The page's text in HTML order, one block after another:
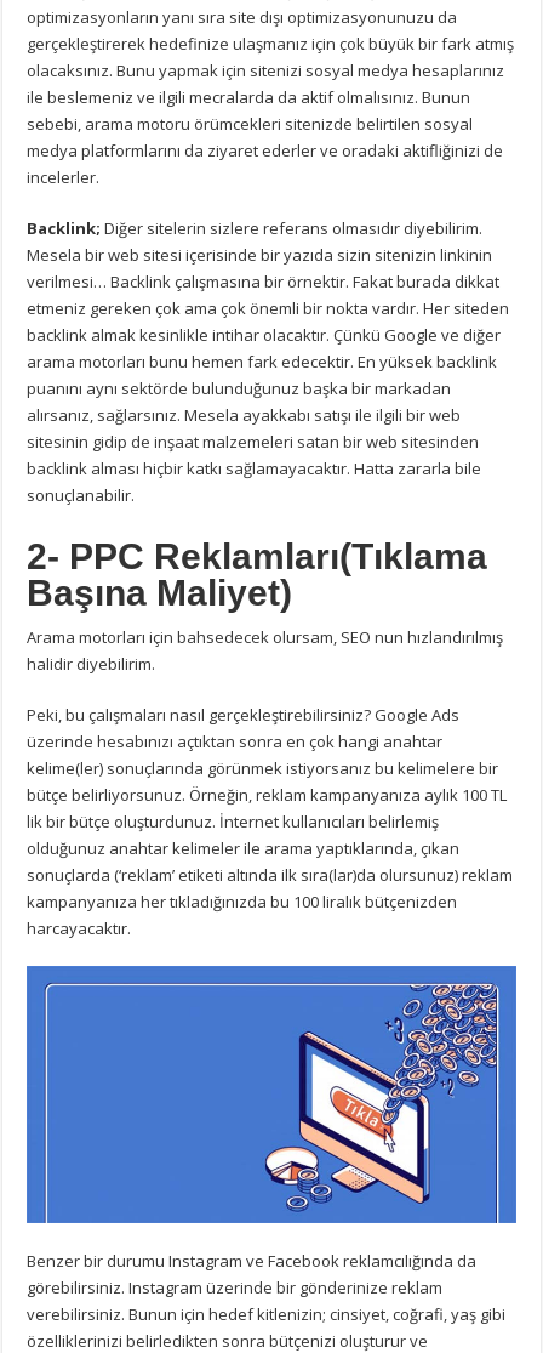
optimizasyonların yanı sıra site dışı optimizasyonunuzu da
gerçekleştirerek hedefinize ulaşmanız için çok büyük bir fark atmış
olacaksınız. Bunu yapmak için sitenizi sosyal medya hesaplarınız
ile beslemeniz ve ilgili mecralarda da aktif olmalısınız. Bunun
sebebi, arama motoru örümcekleri sitenizde belirtilen sosyal
medya platformlarını da ziyaret ederler ve oradaki aktifliğinizi de
incelerler.
Backlink;Diğer sitelerin sizlere referans olmasıdır diyebilirim.
Mesela bir web sitesi içerisinde bir yazıda sizin sitenizin linkinin
verilmesi… Backlink çalışmasına bir örnektir. Fakat burada dikkat
etmeniz gereken çok ama çok önemli bir nokta vardır. Her siteden
backlink almak kesinlikle intihar olacaktır. Çünkü Google ve diğer
arama motorları bunu hemen fark edecektir. En yüksek backlink
puanını aynı sektörde bulunduğunuz başka bir markadan
alırsanız, sağlarsınız. Mesela ayakkabı satışı ile ilgili bir web
sitesinin gidip de inşaat malzemeleri satan bir web sitesinden
backlink alması hiçbir katkı sağlamayacaktır. Hatta zararla bile
sonuçlanabilir.
2- PPC Reklamları(Tıklama
Başına Maliyet)
Arama motorları için bahsedecek olursam, SEO nun hızlandırılmış
halidir diyebilirim.
Peki, bu çalışmaları nasıl gerçekleştirebilirsiniz? Google Ads
üzerinde hesabınızı açtıktan sonra en çok hangi anahtar
kelime(ler) sonuçlarında görünmek istiyorsanız bu kelimelere bir
bütçe belirliyorsunuz. Örneğin, reklam kampanyanıza aylık 100 TL
lik bir bütçe oluşturdunuz. İnternet kullanıcıları belirlemiş
olduğunuz anahtar kelimeler ile arama yaptıklarında, çıkan
sonuçlarda (‘reklam’ etiketi altında ilk sıra(lar)da olursunuz) reklam
kampanyanıza her tıkladığınızda bu 100 liralık bütçenizden
harcayacaktır.
Benzer bir durumu Instagram ve Facebook reklamcılığında da
görebilirsiniz. Instagram üzerinde bir gönderinize reklam
verebilirsiniz. Bunun için hedef kitlenizin; cinsiyet, coğrafi, yaş gibi
özelliklerinizi belirledikten sonra bütçenizi oluşturur ve